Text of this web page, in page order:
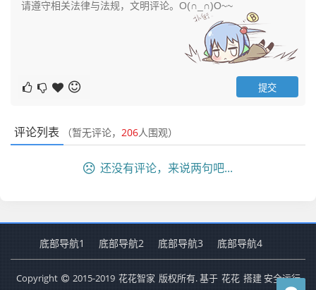
评论列表 （暂无评论， 206人围观）
还没有评论，来说两句吧...
底部导航1 底部导航2 底部导航3 底部导航4
Copyright 2015-2019 花花智家 版权所有. 基于 花花 搭建 安全运行